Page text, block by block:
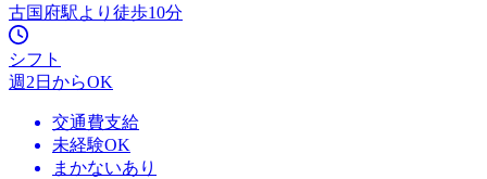
古国府駅より徒歩10分
シフト
週2日からOK
交通費支給
未経験OK
まかないあり